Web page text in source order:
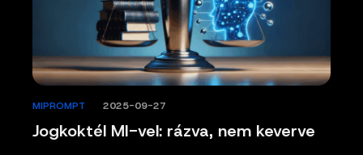
Jogkoktél MI-vel: rázva, nem keverve
MIPROMPT 2025-09-27